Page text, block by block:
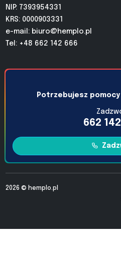
NIP: 7393954331
KRS: 0000903331
e-mail: biuro@hemplo.pl
Tel: +48 662 142 666
Potrzebujesz
662
2026 © hemplo.pl